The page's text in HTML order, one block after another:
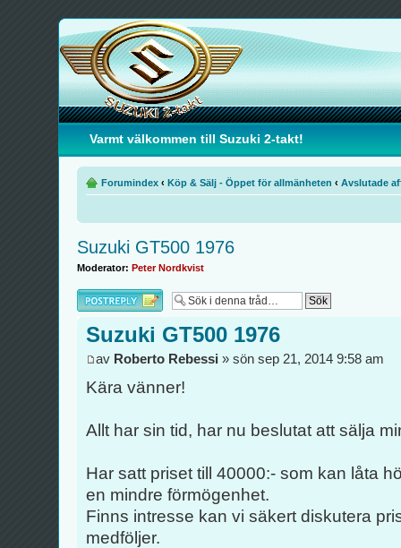
Varmt välkommen till Suzuki 2-takt!
Forumindex ‹ Köp & Sälj - Öppet för allmänheten ‹ Avslutade
Suzuki GT500 1976
Moderator: Peter Nordkvist
Besvara
Suzuki GT500 1976
av Roberto Rebessi » sön sep 21, 2014 9:58 am
Kära vänner!
Allt har sin tid, har nu beslutat att sälja
Har satt priset till 40000:- som kan låta
en mindre förmögenhet.
Finns intresse kan vi säkert diskutera
medföljer.